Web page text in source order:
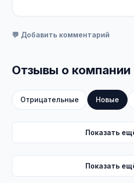
💬 Добавить комментарий
Отзывы о компании
Отрицательные Новые
Показать
Показать